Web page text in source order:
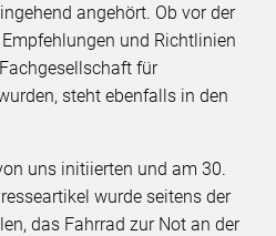
angehört. Ob vor der
und Richtlinien
für
steht ebenfalls in den
uns initiierten und am 30.
wurde seitens der
das Fahrrad zur Not an der